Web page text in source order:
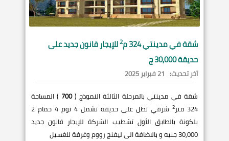
شقة فيمدينتي324 م 2للإيجار قانون جديد على
حديقة 30,000 ج
آخر تحديث: 21 فبراير 2025
شقة في مدينتي بالمرحلة الثالثة النموذج (700 ) المساحة
324 متر
2
شرقي تطل على حديقة تشمل 4 نوم 4 حمام 2
بلكونة بالطابق الأول تشطيب الشركة للإيجار قانون جديد
30,000 جنيه و بالاضافة الى ليفنج رووم وغرفة للغسيل